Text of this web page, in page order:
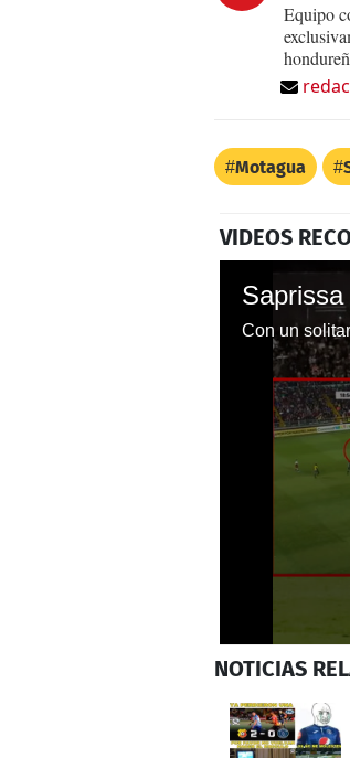
Equipo
Motagua
VIDEOS
seconds
38
secondsVolume
0%
NOTICIAS